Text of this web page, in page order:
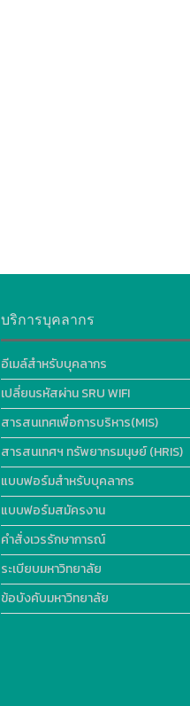
บริการบุคลากร
อีเมล์สำหรับบุคลากร
เปลี่ยนรหัสผ่าน SRU WIFI
สารสนเทศเพื่อการบริหาร(MIS)
สารสนเทศฯ ทรัพยากรมนุษย์ (HRIS)
แบบฟอร์มสำหรับบุคลากร
แบบฟอร์มสมัครงาน
คำสั่งเวรรักษาการณ์
ระเบียบมหาวิทยาลัย
ข้อบังคับมหาวิทยาลัย